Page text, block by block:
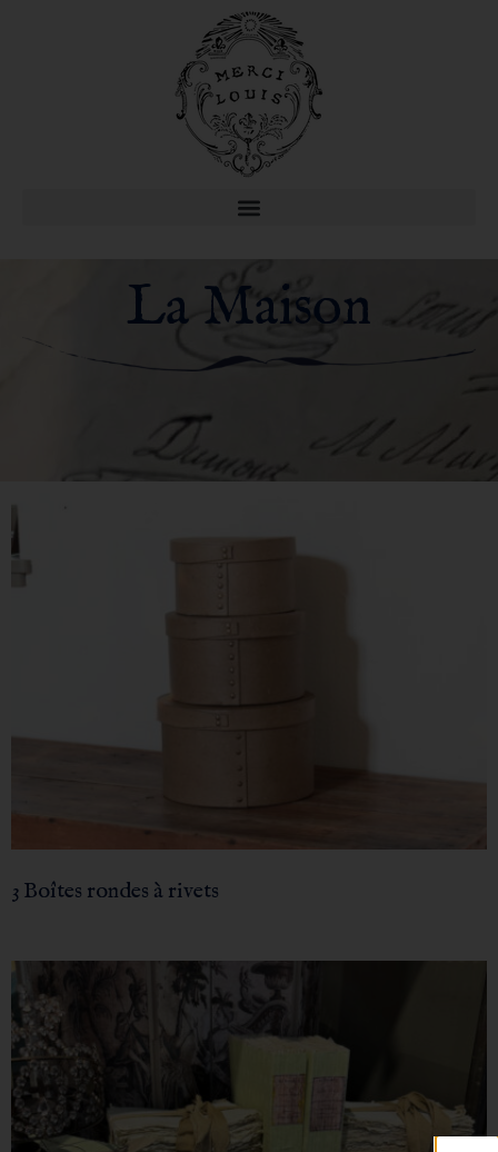
La Maison
3 Boîtes rondes à rivets